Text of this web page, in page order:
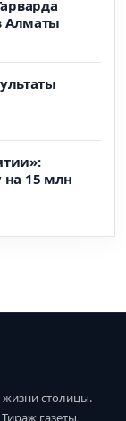
Алматы
15 млн
столицы.
Тираж газеты